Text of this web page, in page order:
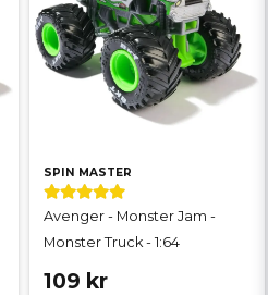
SPIN MASTER
Avenger - Monster Jam -
Monster Truck - 1:64
109 kr